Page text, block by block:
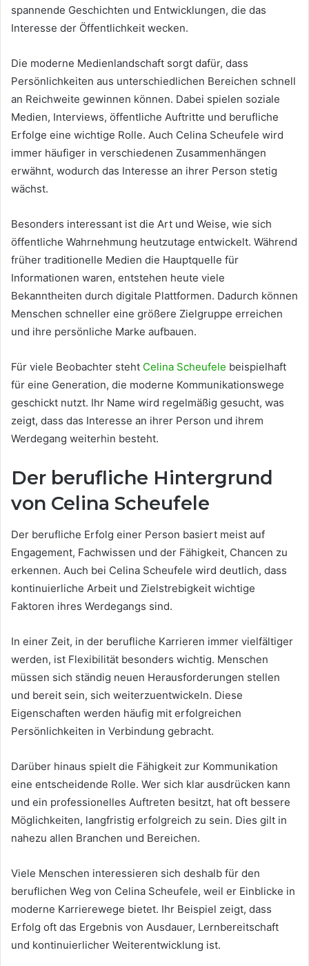
spannende Geschichten und Entwicklungen, die das
Interesse der Öffentlichkeit wecken.
Die moderne Medienlandschaft sorgt dafür, dass
Persönlichkeiten aus unterschiedlichen Bereichen schnell
an Reichweite gewinnen können. Dabei spielen soziale
Medien, Interviews, öffentliche Auftritte und berufliche
Erfolge eine wichtige Rolle. Auch Celina Scheufele wird
immer häufiger in verschiedenen Zusammenhängen
erwähnt, wodurch das Interesse an ihrer Person stetig
wächst.
Besonders interessant ist die Art und Weise, wie sich
öffentliche Wahrnehmung heutzutage entwickelt. Während
früher traditionelle Medien die Hauptquelle für
Informationen waren, entstehen heute viele
Bekanntheiten durch digitale Plattformen. Dadurch können
Menschen schneller eine größere Zielgruppe erreichen
und ihre persönliche Marke aufbauen.
Für viele Beobachter steht Celina Scheufele beispielhaft
für eine Generation, die moderne Kommunikationswege
geschickt nutzt. Ihr Name wird regelmäßig gesucht, was
zeigt, dass das Interesse an ihrer Person und ihrem
Werdegang weiterhin besteht.
Der berufliche Hintergrund
von Celina Scheufele
Der berufliche Erfolg einer Person basiert meist auf
Engagement, Fachwissen und der Fähigkeit, Chancen zu
erkennen. Auch bei Celina Scheufele wird deutlich, dass
kontinuierliche Arbeit und Zielstrebigkeit wichtige
Faktoren ihres Werdegangs sind.
In einer Zeit, in der berufliche Karrieren immer vielfältiger
werden, ist Flexibilität besonders wichtig. Menschen
müssen sich ständig neuen Herausforderungen stellen
und bereit sein, sich weiterzuentwickeln. Diese
Eigenschaften werden häufig mit erfolgreichen
Persönlichkeiten in Verbindung gebracht.
Darüber hinaus spielt die Fähigkeit zur Kommunikation
eine entscheidende Rolle. Wer sich klar ausdrücken kann
und ein professionelles Auftreten besitzt, hat oft bessere
Möglichkeiten, langfristig erfolgreich zu sein. Dies gilt in
nahezu allen Branchen und Bereichen.
Viele Menschen interessieren sich deshalb für den
beruflichen Weg von Celina Scheufele, weil er Einblicke in
moderne Karrierewege bietet. Ihr Beispiel zeigt, dass
Erfolg oft das Ergebnis von Ausdauer, Lernbereitschaft
und kontinuierlicher Weiterentwicklung ist.